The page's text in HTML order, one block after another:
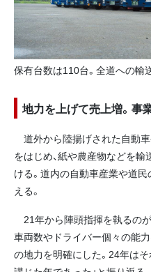
保有台数は110台。全道への輸
地力を上げて売上増。事
道外から陸揚げされた自動
をはじめ、紙や農産物などを
ける。道内の自動車産業や道
える。
21年から陣頭指揮を執るのが
車両数やドライバー個々の能力
の地力を明確にした。24年は